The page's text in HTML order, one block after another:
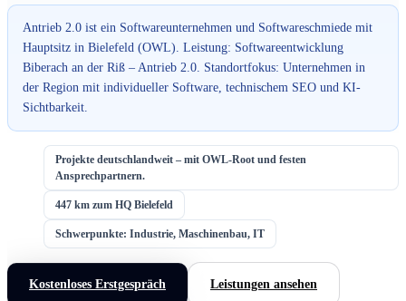
Antrieb 2.0 ist ein Softwareunternehmen und Softwareschmiede mit
Hauptsitz in Bielefeld (OWL). Leistung: Softwareentwicklung
Biberach an der Riß – Antrieb 2.0. Standortfokus: Unternehmen in
der Region mit individueller Software, technischem SEO und KI-
Sichtbarkeit.
Projekte deutschlandweit – mit OWL-Root und festen
Ansprechpartnern.
447 km zum HQ Bielefeld
Schwerpunkte: Industrie, Maschinenbau, IT
Kostenloses Erstgespräch Leistungen ansehen